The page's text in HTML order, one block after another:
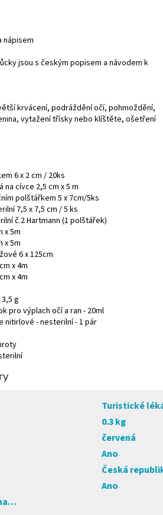
nápisem
jsou s českým popisem a návodem k
krvácení, podráždění očí, pohmoždění,
vytažení třísky nebo klíštěte, ošetření
6 x 2 cm / 20ks
na cívce 2,5 cm x 5 m
polštářkem 5 x 7cm/5ks
7,5 x 7,5 cm / 5 ks
č.2 Hartmann (1 polštářek)
x 5m
x 5m
6 x 125cm
x 4m
x 4m
g
pro výplach očí a ran - 20ml
nitirlové - nesterilní - 1 pár
Turistické
0.3 kg
červená
Ano
Česká
Ano